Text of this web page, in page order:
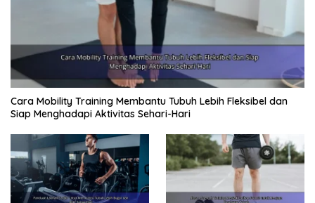
Cara Mobility Training Membantu Tubuh Lebih Fleksibel dan
Siap Menghadapi Aktivitas Sehari-Hari